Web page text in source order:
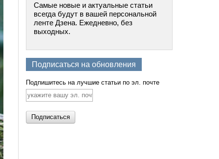
Самые новые и актуальные статьи
всегда будут в вашей персональной
ленте Дзена. Ежедневно, без
выходных.
Подписаться на обновления
Подпишитесь на лучшие статьи по эл. почте